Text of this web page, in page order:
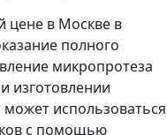
цене в Москве в
полного
микропротеза
изготовлении
может использоваться
с помощью